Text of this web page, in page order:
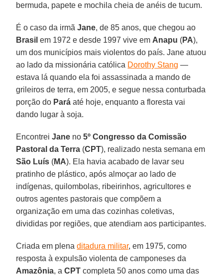
bermuda, papete e mochila cheia de anéis de tucum.
É o caso da irmãJane, de 85 anos, que chegou ao
Brasil em 1972 e desde 1997 vive em Anapu (PA),
um dos municípios mais violentos do país. Jane atuou
ao lado da missionária católica Dorothy Stang —
estava lá quando ela foi assassinada a mando de
grileiros de terra, em 2005, e segue nessa conturbada
porção do Pará até hoje, enquanto a floresta vai
dando lugar à soja.
EncontreiJane no5º Congresso da Comissão
Pastoral da Terra (CPT), realizado nesta semana em
São Luís (MA). Ela havia acabado de lavar seu
pratinho de plástico, após almoçar ao lado de
indígenas, quilombolas, ribeirinhos, agricultores e
outros agentes pastorais que compõem a
organização em uma das cozinhas coletivas,
divididas por regiões, que atendiam aos participantes.
Criada em plenaditadura militar, em 1975, como
resposta à expulsão violenta de camponeses da
Amazônia, aCPT completa 50 anos como uma das